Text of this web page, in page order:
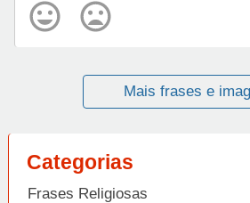
Mais frases e
Categorias
Frases Religiosas